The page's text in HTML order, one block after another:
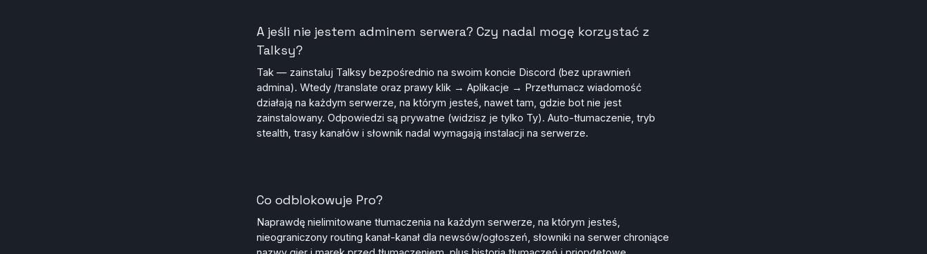
A jeśli nie jestem adminem serwera? Czy nadal mogę korzystać z
Talksy?
Tak — zainstaluj Talksy bezpośrednio na swoim koncie Discord (bez uprawnień
admina). Wtedy /translate oraz prawy klik → Aplikacje → Przetłumacz wiadomość
działają na każdym serwerze, na którym jesteś, nawet tam, gdzie bot nie jest
zainstalowany. Odpowiedzi są prywatne (widzisz je tylko Ty). Auto-tłumaczenie, tryb
stealth, trasy kanałów i słownik nadal wymagają instalacji na serwerze.
Co odblokowuje Pro?
Naprawdę nielimitowane tłumaczenia na każdym serwerze, na którym jesteś,
nieograniczony routing kanał-kanał dla newsów/ogłoszeń, słowniki na serwer chroniące